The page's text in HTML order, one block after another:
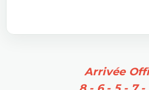
Arrivée